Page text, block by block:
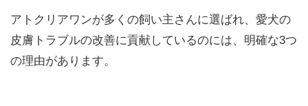
アトクリアワンが多くの飼い主さんに選ばれ、愛犬の
皮膚トラブルの改善に貢献しているのには、明確な3つ
の理由があります。